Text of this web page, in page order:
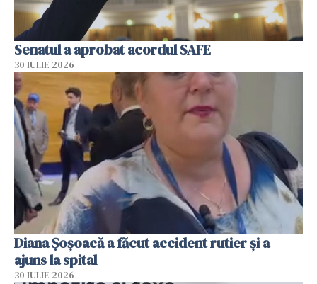
Senatul a aprobat acordul SAFE
30 IULIE 2026
Diana Șoșoacă a făcut accident rutier și a
ajuns la spital
30 IULIE 2026